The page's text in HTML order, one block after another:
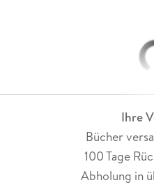
Ihre
Bücher
100 Tage
Abholung in